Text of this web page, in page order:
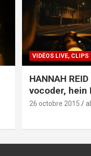
VIDÉOS LIVE, CLIPS
HANNAH
vocoder, hein
26 octobre 2015